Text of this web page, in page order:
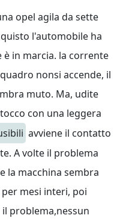
opel agila da sette
l'automobile ha
in marcia. la corrente
nonsi accende, il
muto. Ma, udite
con una leggera
avviene il contatto
A volte il problema
la macchina sembra
mesi interi, poi
problema,nessun